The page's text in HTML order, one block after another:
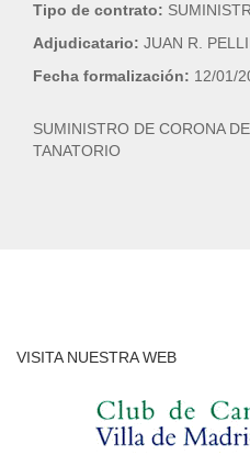
Tipo de contrato:
Adjudicatario: JUAN R.
Fecha formalización: 12/01/
SUMINISTRO DE CORONA
TANATORIO
VISITA NUESTRA WEB